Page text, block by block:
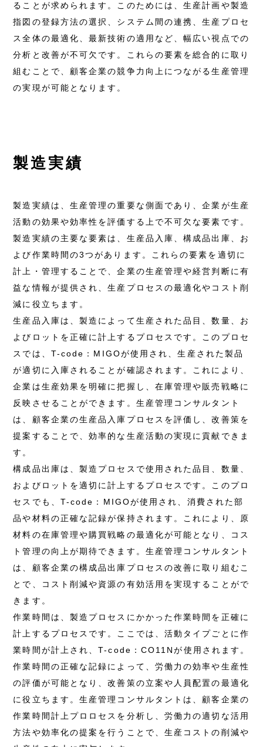
ることが求められます。このためには、生産計画や製造
指図の登録方法の選択、システム間の連携、生産プロセ
ス全体の最適化、最新技術の適用など、幅広い視点での
分析と改善が不可欠です。これらの要素を総合的に取り
組むことで、顧客企業の競争力向上につながる生産管理
の実現が可能となります。
製造実績
製造実績は、生産管理の重要な側面であり、企業が生産
活動の効果や効率性を評価する上で不可欠な要素です。
製造実績の主要な要素は、生産品入庫、構成品出庫、お
よび作業時間の3つがあります。これらの要素を適切に
計上・管理することで、企業の生産管理や経営判断に有
益な情報が提供され、生産プロセスの最適化やコスト削
減に役立ちます。
生産品入庫は、製造によって生産された品目、数量、お
よびロットを正確に計上するプロセスです。このプロセ
スでは、T-code：MIGOが使用され、生産された製品
が適切に入庫されることが確認されます。これにより、
企業は生産効果を明確に把握し、在庫管理や販売戦略に
反映させることができます。生産管理コンサルタント
は、顧客企業の生産品入庫プロセスを評価し、改善策を
提案することで、効率的な生産活動の実現に貢献できま
す。
構成品出庫は、製造プロセスで使用された品目、数量、
およびロットを適切に計上するプロセスです。このプロ
セスでも、T-code：MIGOが使用され、消費された部
品や材料の正確な記録が保持されます。これにより、原
材料の在庫管理や購買戦略の最適化が可能となり、コス
ト管理の向上が期待できます。生産管理コンサルタント
は、顧客企業の構成品出庫プロセスの改善に取り組むこ
とで、コスト削減や資源の有効活用を実現することがで
きます。
作業時間は、製造プロセスにかかった作業時間を正確に
計上するプロセスです。ここでは、活動タイプごとに作
業時間が計上され、T-code：CO11Nが使用されます。
作業時間の正確な記録によって、労働力の効率や生産性
の評価が可能となり、改善策の立案や人員配置の最適化
に役立ちます。生産管理コンサルタントは、顧客企業の
作業時間計上プロロセスを分析し、労働力の適切な活用
方法や効率化の提案を行うことで、生産コストの削減や